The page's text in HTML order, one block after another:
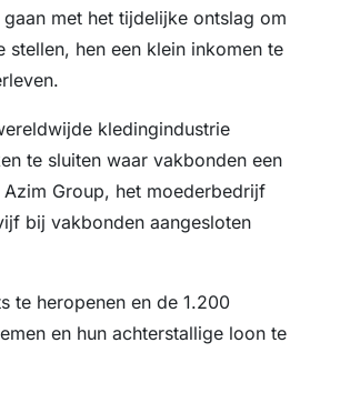
met het tijdelijke ontslag om
hen een klein inkomen te
kledingindustrie
te sluiten waar vakbonden een
Group, het moederbedrijf
bij vakbonden aangesloten
te heropenen en de 1.200
en hun achterstallige loon te